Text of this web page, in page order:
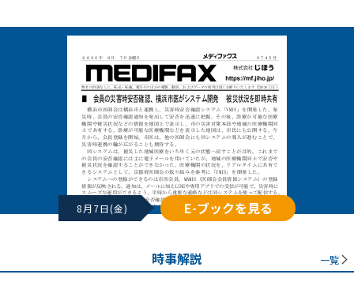
8月7日(金) E-ブックを見る
時事解説 一覧